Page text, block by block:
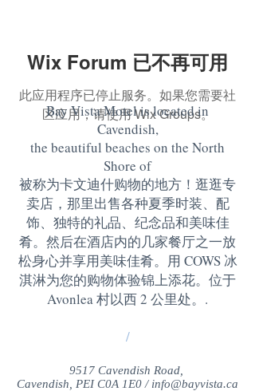
Wix Forum 已不再可用
此应用程序已停止服务。如果您需要社
区应用，请使用 Wix Groups。
Bay Vista Motel is located in
Cavendish,
the beautiful beaches on the North
Shore of
被称为卡文迪什购物的地方！逛逛专
卖店，那里出售各种夏季时装、配
饰、独特的礼品、纪念品和美味佳
肴。然后在酒店内的几家餐厅之一放
松身心并享用美味佳肴。用 COWS 冰
淇淋为您的购物体验锦上添花。位于
Avonlea 村以西 2 公里处。 .
/
9517 Cavendish Road,
Cavendish, PEI C0A 1E0 / info@bayvista.ca